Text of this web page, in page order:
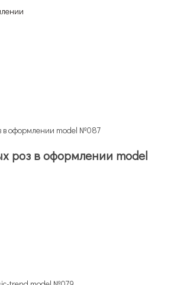
роз в оформлении model